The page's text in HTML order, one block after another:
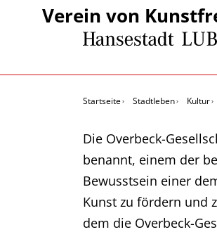
Verein von
Startseite Stadtleben Kultur
Die Overbeck-
benannt, einem der
Bewusstsein einer
Kunst zu fördern und
dem die Overbeck-